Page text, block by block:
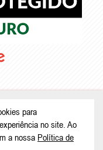
0001-26 |Rodovia
para
no site. Ao
a nossa Política de